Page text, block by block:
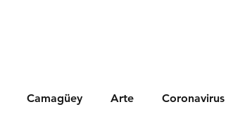
Camagüey Arte Coronavirus